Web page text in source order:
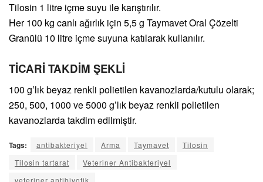
Tilosin 1 litre içme suyu ile karıştırılır.
Her 100 kg canlı ağırlık için 5,5 g Taymavet Oral Çözelti
Granülü 10 litre içme suyuna katılarak kullanılır.
TİCARİ TAKDİM ŞEKLİ
100 g’lık beyaz renkli polietilen kavanozlarda/kutulu olarak;
250, 500, 1000 ve 5000 g’lık beyaz renkli polietilen
kavanozlarda takdim edilmiştir.
Tags: antibakteriyel Arma Taymavet
Tilosin
Tilosin tartarat
Veteriner Antibakteriyel